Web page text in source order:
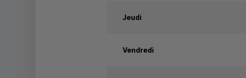
Jeudi
Vendredi